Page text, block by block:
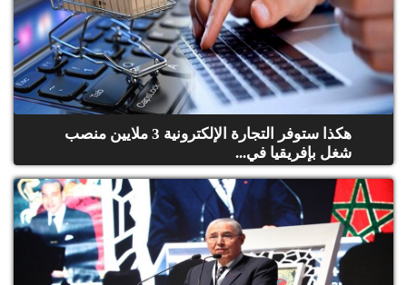
هكذا ستوفر التجارة الإلكترونية 3 ملايين منصب
شغل بإفريقيا في...